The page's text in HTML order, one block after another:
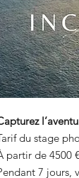
du stage
partir de 4500
7 jours,